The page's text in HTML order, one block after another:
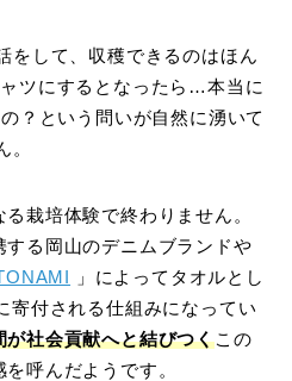
をして、収穫できるのはほん
ツにするとなったら…本当に
？という問いが自然に湧いて
。
栽培体験で終わりません。
る岡山のデニムブランドや
」によってタオルとし
寄付される仕組みになってい
が社会貢献へと結びつくこの
呼んだようです。